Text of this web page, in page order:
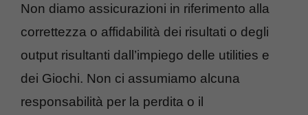
Non diamo assicurazioni in riferimento alla
correttezza o affidabilità dei risultati o degli
output risultanti dall’impiego delle utilities e
dei Giochi. Non ci assumiamo alcuna
responsabilità per la perdita o il